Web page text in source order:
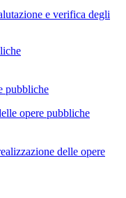
e verifica degli
pubbliche
opere pubbliche
delle opere